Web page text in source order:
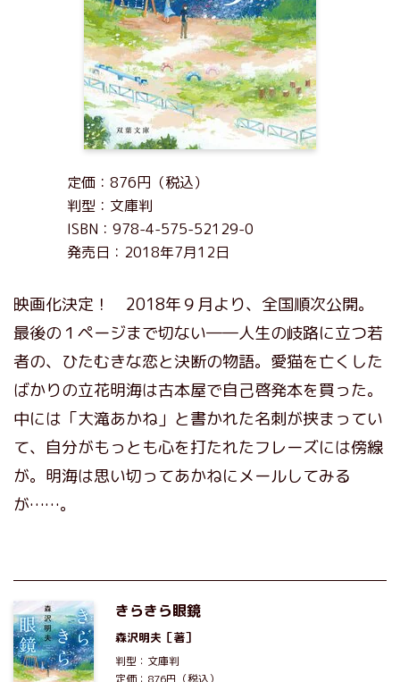
定価：876円（税込）
判型：文庫判
ISBN：978-4-575-52129-0
発売日：2018年7月12日
映画化決定！ 2018年９月より、全国順次公開。
最後の１ページまで切ない――人生の岐路に立つ若
者の、ひたむきな恋と決断の物語。愛猫を亡くした
ばかりの立花明海は古本屋で自己啓発本を買った。
中には「大滝あかね」と書かれた名刺が挟まってい
て、自分がもっとも心を打たれたフレーズには傍線
が。明海は思い切ってあかねにメールしてみる
が……。
きらきら眼鏡
森沢明夫 ［著］
判型：文庫判
定価：876円（税込）